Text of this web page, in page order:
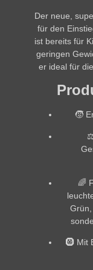
Der neue,
für den
ist bereits für
geringen
er ideal für
🧒
🌈
🛞 Mit